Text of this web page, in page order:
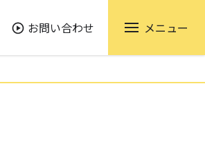
お問い合わせ メニュー